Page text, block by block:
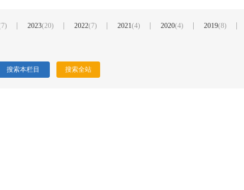
2023(20) 2022(7) 2021(4) 2020(4) 2019(8)